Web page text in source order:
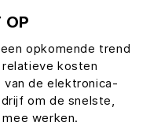
OP
opkomende trend
kosten
de elektronica-
om de snelste,
werken.